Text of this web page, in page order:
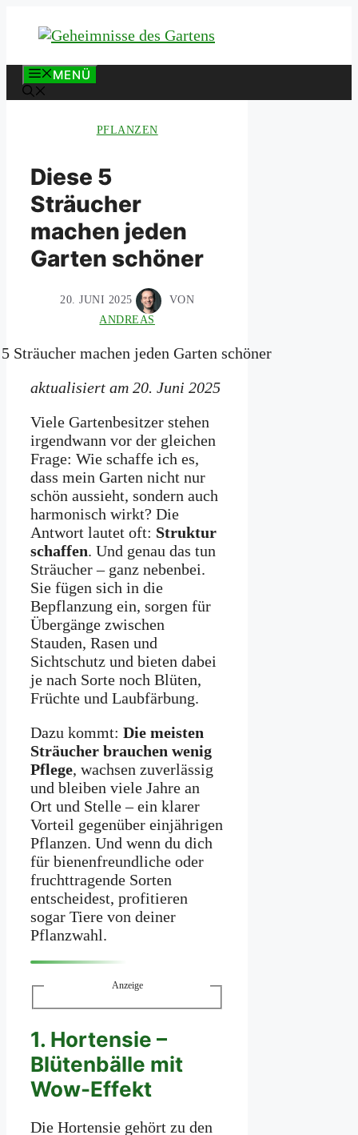
Inhalt
MENÜ
PFLANZEN
Diese 5
Sträucher
machen jeden
Garten schöner
20. JUNI 2025
VON
ANDREAS
aktualisiert am 20. Juni 2025
Viele Gartenbesitzer stehen
irgendwann vor der gleichen
Frage: Wie schaffe ich es,
dass mein Garten nicht nur
schön aussieht, sondern auch
harmonisch wirkt? Die
Antwort lautet oft: Struktur
schaffen. Und genau das tun
Sträucher – ganz nebenbei.
Sie fügen sich in die
Bepflanzung ein, sorgen für
Übergänge zwischen
Stauden, Rasen und
Sichtschutz und bieten dabei
je nach Sorte noch Blüten,
Früchte und Laubfärbung.
Dazu kommt: Die meisten
Sträucher brauchen wenig
Pflege, wachsen zuverlässig
und bleiben viele Jahre an
Ort und Stelle – ein klarer
Vorteil gegenüber einjährigen
Pflanzen. Und wenn du dich
für bienenfreundliche oder
fruchttragende Sorten
entscheidest, profitieren
sogar Tiere von deiner
Pflanzwahl.
Anzeige
1. Hortensie –
Blütenbälle mit
Wow-Effekt
Die Hortensie gehört zu den